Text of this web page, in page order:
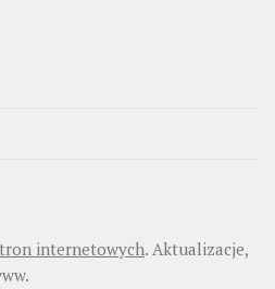
internetowych. Aktualizacje,